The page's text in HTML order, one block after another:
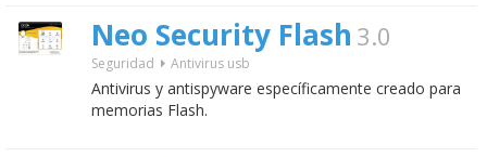
Neo Security Flash 3.0
Seguridad Antivirus usb
Antivirus y antispyware específicamente creado para
memorias Flash.